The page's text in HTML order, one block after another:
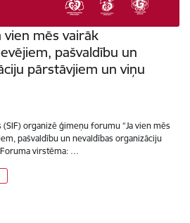
vien mēs vairāk
pašvaldību un
pārstāvjiem un viņu
organizē ģimeņu forumu “Ja vien mēs
pašvaldību un nevaldības organizāciju
virstēma: …